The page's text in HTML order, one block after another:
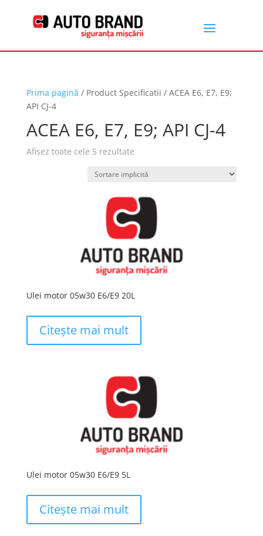
Prima pagină / Product Specificatii / ACEA E6, E7, E9;
API CJ-4
ACEA E6, E7, E9; API CJ-4
Afișez toate cele 5 rezultate
Ulei motor 05w30 E6/E9 20L
Citește mai mult
Ulei motor 05w30 E6/E9 5L
Citește mai mult